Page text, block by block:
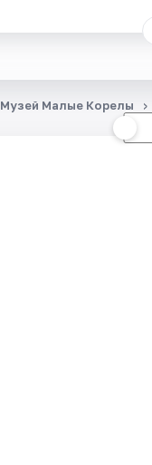
Музей Малые Корелы